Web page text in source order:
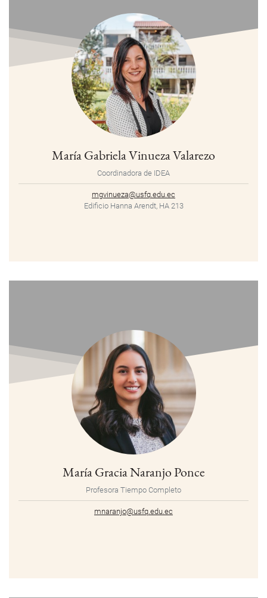
María Gabriela Vinueza Valarezo
Coordinadora de IDEA
mgvinueza@usfq.edu.ec
Edificio Hanna Arendt, HA 213
María Gracia Naranjo Ponce
Profesora Tiempo Completo
mnaranjo@usfq.edu.ec